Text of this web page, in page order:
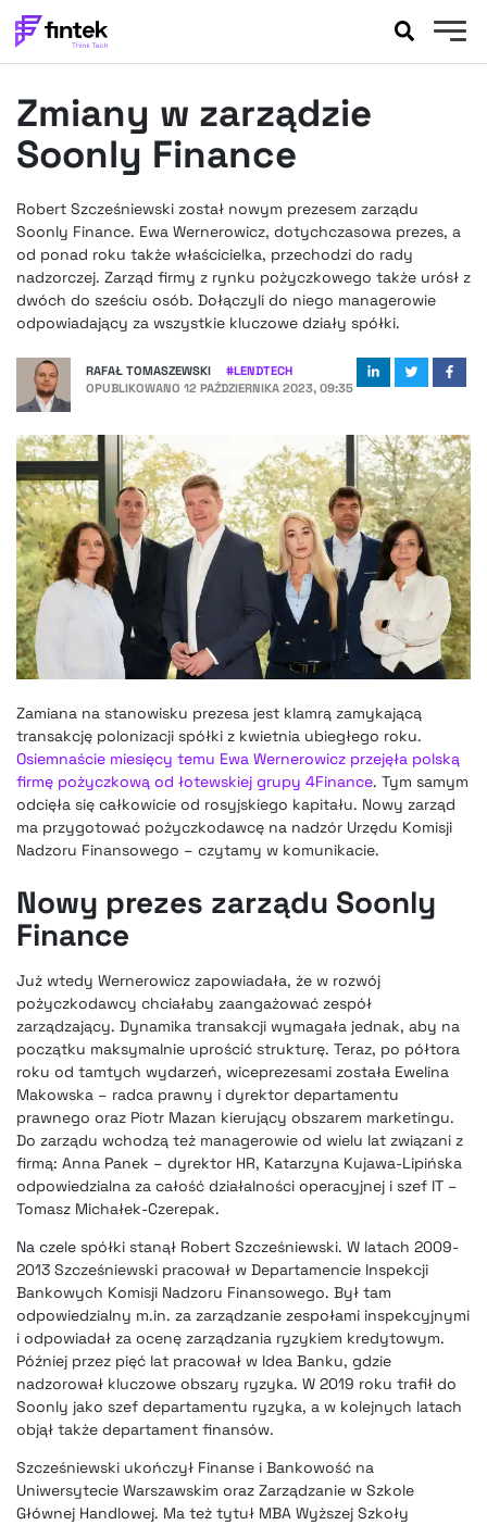
BANKOWOŚĆ
EVENTY
FELIETONY
WYWIADY
LEGAL
PODCASTY
FINTEK EXTRA
OKIEM EKSPERTA
Zmiany w zarządzie
Soonly Finance
Robert Szcześniewski został nowym prezesem zarządu
Soonly Finance. Ewa Wernerowicz, dotychczasowa prezes, a
od ponad roku także właścicielka, przechodzi do rady
nadzorczej. Zarząd firmy z rynku pożyczkowego także urósł z
dwóch do sześciu osób. Dołączyli do niego managerowie
odpowiadający za wszystkie kluczowe działy spółki.
RAFAŁ TOMASZEWSKI #LENDTECH
OPUBLIKOWANO 12 PAŹDZIERNIKA 2023, 09:35
Zamiana na stanowisku prezesa jest klamrą zamykającą
transakcję polonizacji spółki z kwietnia ubiegłego roku.
Osiemnaście miesięcy temu Ewa Wernerowicz przejęła polską
firmę pożyczkową od łotewskiej grupy 4Finance. Tym samym
odcięła się całkowicie od rosyjskiego kapitału. Nowy zarząd
ma przygotować pożyczkodawcę na nadzór Urzędu Komisji
Nadzoru Finansowego – czytamy w komunikacie.
Nowy prezes zarządu Soonly
Finance
Już wtedy Wernerowicz zapowiadała, że w rozwój
pożyczkodawcy chciałaby zaangażować zespół
zarządzający. Dynamika transakcji wymagała jednak, aby na
początku maksymalnie uprościć strukturę. Teraz, po półtora
roku od tamtych wydarzeń, wiceprezesami została Ewelina
Makowska – radca prawny i dyrektor departamentu
prawnego oraz Piotr Mazan kierujący obszarem marketingu.
Do zarządu wchodzą też managerowie od wielu lat związani z
firmą: Anna Panek – dyrektor HR, Katarzyna Kujawa-Lipińska
odpowiedzialna za całość działalności operacyjnej i szef IT –
Tomasz Michałek-Czerepak.
Na czele spółki stanął Robert Szcześniewski. W latach 2009-
2013 Szcześniewski pracował w Departamencie Inspekcji
Bankowych Komisji Nadzoru Finansowego. Był tam
odpowiedzialny m.in. za zarządzanie zespołami inspekcyjnymi
i odpowiadał za ocenę zarządzania ryzykiem kredytowym.
Później przez pięć lat pracował w Idea Banku, gdzie
nadzorował kluczowe obszary ryzyka. W 2019 roku trafił do
Soonly jako szef departamentu ryzyka, a w kolejnych latach
objął także departament finansów.
Szcześniewski ukończył Finanse i Bankowość na
Uniwersytecie Warszawskim oraz Zarządzanie w Szkole
Głównej Handlowej. Ma też tytuł MBA Wyższej Szkoły